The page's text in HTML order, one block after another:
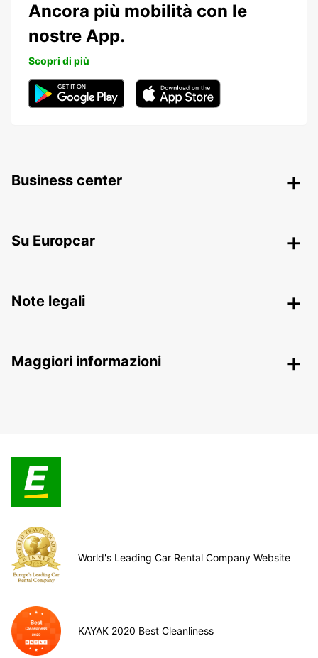
Ancora più mobilità con le
nostre App.
Scopri di più
Business center
Su Europcar
Note legali
Maggiori informazioni
World's Leading Car Rental Company Website
KAYAK 2020 Best Cleanliness